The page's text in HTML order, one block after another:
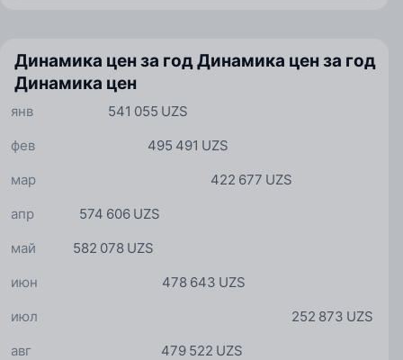
Динамика цен за годДинамика цен за год
Динамика цен
541 055 UZS
янв
495 491 UZS
фев
422 677 UZS
мар
574 606 UZS
апр
582 078 UZS
май
478 643 UZS
июн
252 873 UZS
июл
479 522 UZS
авг